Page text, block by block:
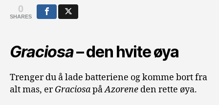
0
SHARES
Graciosa– den hvite øya
Trenger du å lade batteriene og komme bort fra
alt mas, erGraciosapåAzorene den rette øya.